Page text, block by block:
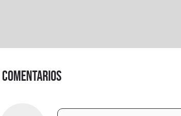
Comentarios